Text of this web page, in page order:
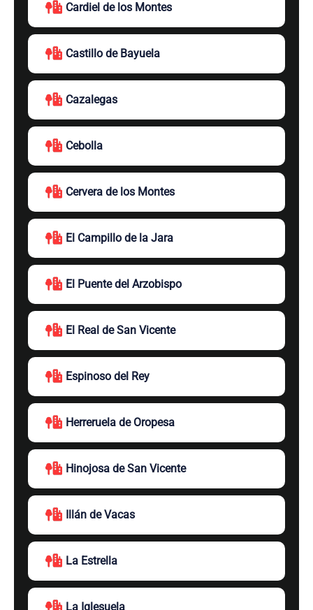
Cardiel de los Montes
Castillo de Bayuela
Cazalegas
Cebolla
Cervera de los Montes
El Campillo de la Jara
El Puente del Arzobispo
El Real de San Vicente
Espinoso del Rey
Herreruela de Oropesa
Hinojosa de San Vicente
Illán de Vacas
La Estrella
La Iglesuela